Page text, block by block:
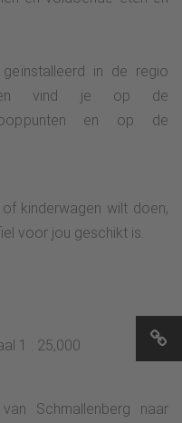
in de regio
vind je op de
en op de
kinderwagen wilt doen,
voor jou geschikt is.
1 : 25,000
Schmallenberg naar